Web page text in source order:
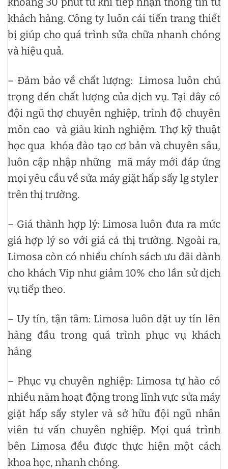
khách hàng. Công ty luôn cải tiến trang thiết
bị giúp cho quá trình sửa chữa nhanh chóng
và hiệu quả.
– Đảm bảo về chất lượng: Limosa luôn chú
trọng đến chất lượng của dịch vụ. Tại đây có
đội ngũ thợ chuyên nghiệp, trình độ chuyên
môn cao và giàu kinh nghiệm. Thợ kỹ thuật
học qua khóa đào tạo cơ bản và chuyên sâu,
luôn cập nhập những mã máy mới đáp ứng
mọi yêu cầu về sửa máy giặt hấp sấy lg styler
trên thị trường.
– Giá thành hợp lý: Limosa luôn đưa ra mức
giá hợp lý so với giá cả thị trường. Ngoài ra,
Limosa còn có nhiều chính sách ưu đãi dành
cho khách Vip như giảm 10% cho lần sử dịch
vụ tiếp theo.
– Uy tín, tận tâm: Limosa luôn đặt uy tín lên
hàng đầu trong quá trình phục vụ khách
hàng
– Phục vụ chuyên nghiệp: Limosa tự hào có
nhiều năm hoạt động trong lĩnh vực sửa máy
giặt hấp sấy styler và sở hữu đội ngũ nhân
viên tư vấn chuyên nghiệp. Mọi quá trình
bên Limosa đều được thực hiện một cách
khoa học, nhanh chóng.